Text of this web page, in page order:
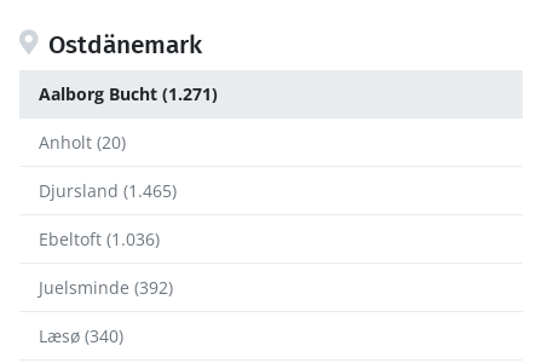
Ostdänemark
Aalborg Bucht (1.271)
Anholt (20)
Djursland (1.465)
Ebeltoft (1.036)
Juelsminde (392)
Læsø (340)